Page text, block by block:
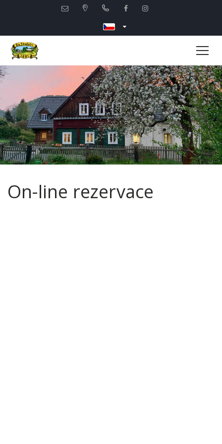
On-line rezervace